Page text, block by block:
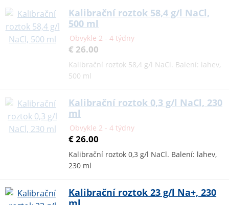
Kalibrační roztok 58,4 g/l NaCl,
500 ml
Obvykle 2 - 4 týdny
€ 26.00
Kalibrační roztok 58,4 g/l NaCl. Balení: lahev,
500 ml
Kalibrační roztok 0,3 g/l NaCl, 230
ml
Obvykle 2 - 4 týdny
€ 26.00
Kalibrační roztok 0,3 g/l NaCl. Balení: lahev,
230 ml
Kalibrační roztok 23 g/l Na+, 230